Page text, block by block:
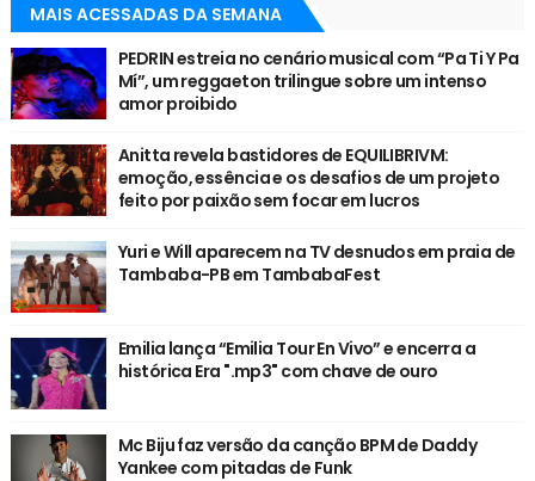
MAIS ACESSADAS DA SEMANA
PEDRIN estreia no cenário musical com “Pa Ti Y Pa
Mí”, um reggaeton trilingue sobre um intenso
amor proibido
Anitta revela bastidores de EQUILIBRIVM:
emoção, essência e os desafios de um projeto
feito por paixão sem focar em lucros
Yuri e Will aparecem na TV desnudos em praia de
Tambaba-PB em TambabaFest
Emilia lança “Emilia Tour En Vivo” e encerra a
histórica Era ".mp3" com chave de ouro
Mc Biju faz versão da canção BPM de Daddy
Yankee com pitadas de Funk